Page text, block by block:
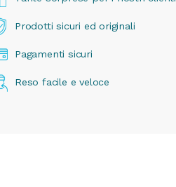
Prodotti sicuri ed originali
Pagamenti sicuri
Reso facile e veloce